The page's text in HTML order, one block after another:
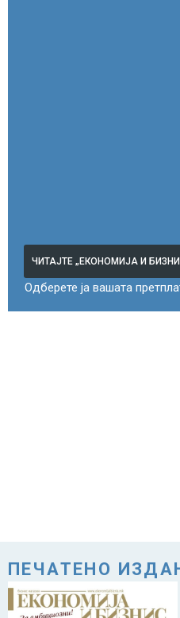
ЧИТАЈТЕ „ЕКОНОМИЈА И
Одберете ја вашата
ПЕЧАТЕНО